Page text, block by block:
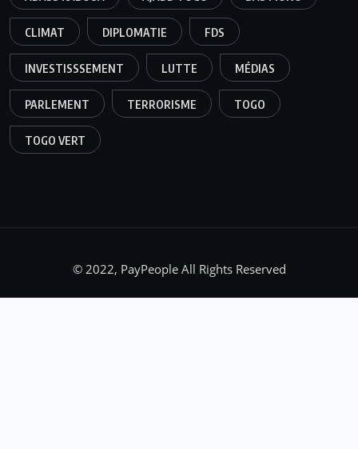
CLIMAT DIPLOMATIE FDS
INVESTISSSEMENT LUTTE MÉDIAS
PARLEMENT TERRORISME TOGO
TOGO VERT
© 2022, PayPeople All Rights Reserved